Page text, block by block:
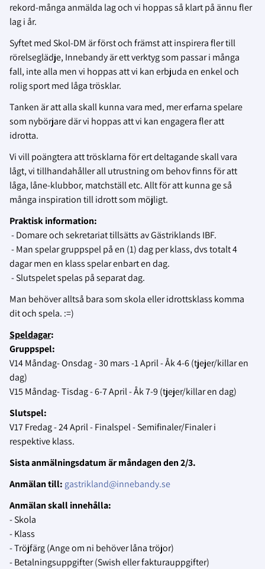
rekord-många anmälda lag och vi hoppas så klart på ännu fler
lag i år.
Syftet med Skol-DM är först och främst att inspirera fler till
rörelseglädje, Innebandy är ett verktyg som passar i många
fall, inte alla men vi hoppas att vi kan erbjuda en enkel och
rolig sport med låga trösklar.
Tanken är att alla skall kunna vara med, mer erfarna spelare
som nybörjare där vi hoppas att vi kan engagera fler att
idrotta.
Vi vill poängtera att trösklarna för ert deltagande skall vara
lågt, vi tillhandahåller all utrustning om behov finns för att
låga, låne-klubbor, matchställ etc. Allt för att kunna ge så
många inspiration till idrott som möjligt.
Praktisk information:
- Domare och sekretariat tillsätts av Gästriklands IBF.
- Man spelar gruppspel på en (1) dag per klass, dvs totalt 4
dagar men en klass spelar enbart en dag.
- Slutspelet spelas på separat dag.
Man behöver alltså bara som skola eller idrottsklass komma
dit och spela. :=)
Speldagar:
Gruppspel:
V14 Måndag- Onsdag - 30 mars -1 April - Åk 4-6 (tjejer/killar en
dag)
V15 Måndag- Tisdag - 6-7 April - Åk 7-9 (tjejer/killar en dag)
Slutspel:
V17 Fredag - 24 April - Finalspel - Semifinaler/Finaler i
respektive klass.
Sista anmälningsdatum är måndagen den 2/3.
Anmälan till: gastrikland@innebandy.se
Anmälan skall innehålla:
- Skola
- Klass
- Tröjfärg (Ange om ni behöver låna tröjor)
- Betalningsuppgifter (Swish eller fakturauppgifter)